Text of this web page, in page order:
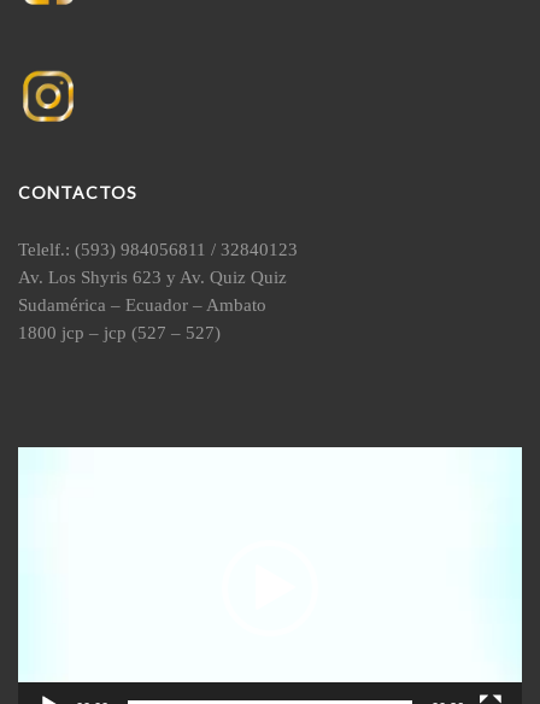
CONTACTOS
Telelf.: (593) 984056811 / 32840123
Av. Los Shyris 623 y Av. Quiz Quiz
Sudamérica – Ecuador – Ambato
1800 jcp – jcp (527 – 527)